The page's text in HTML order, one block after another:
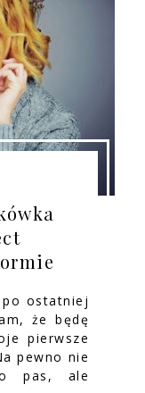
po ostatniej
że będę
pierwsze
pewno nie
pas, ale